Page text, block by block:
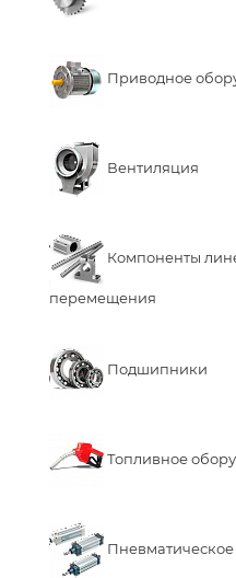
Приводное
Вентиляция
Компоненты
перемещения
Подшипники
Топливное